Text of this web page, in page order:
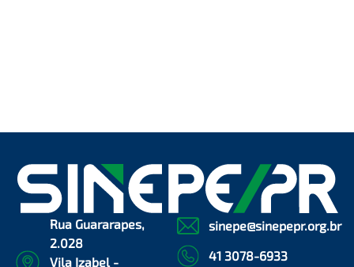
Rua Guararapes,
2.028
Vila Izabel -
sinepe@sinepepr.org.br
41 3078-6933